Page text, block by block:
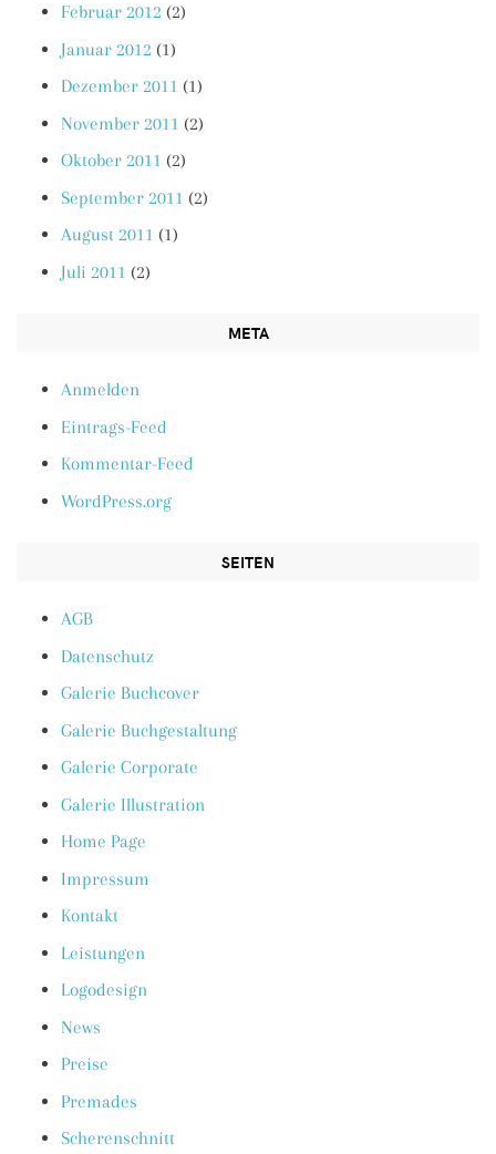
Februar 2012 (2)
Januar 2012 (1)
Dezember 2011 (1)
November 2011 (2)
Oktober 2011 (2)
September 2011 (2)
August 2011 (1)
Juli 2011 (2)
META
Anmelden
Eintrags-Feed
Kommentar-Feed
WordPress.org
SEITEN
AGB
Datenschutz
Galerie Buchcover
Galerie Buchgestaltung
Galerie Corporate
Galerie Illustration
Home Page
Impressum
Kontakt
Leistungen
Logodesign
News
Preise
Premades
Scherenschnitt